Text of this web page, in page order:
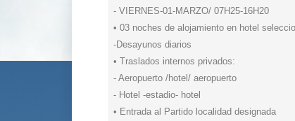
- VIERNES-01-MARZO/ 07H25-16H20
• 03 noches de alojamiento en hotel
-Desayunos diarios
• Traslados internos privados:
- Aeropuerto /hotel/ aeropuerto
- Hotel -estadio- hotel
• Entrada al Partido localidad designada